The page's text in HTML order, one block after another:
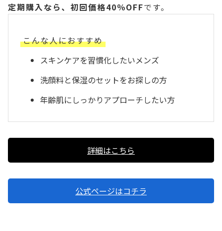
定期購入なら、初回価格40％OFFです。
こんな人におすすめ
スキンケアを習慣化したいメンズ
洗顔料と保湿のセットをお探しの方
年齢肌にしっかりアプローチしたい方
詳細はこちら
公式ページはコチラ